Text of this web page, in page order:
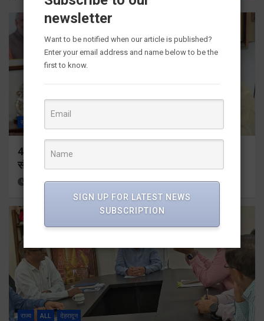
राज्य
459 करोड़ से एचएनबी गढ़वाल विश्वविद्यालय में अनुसंधान
संरचना होगी सुदृढ
14 hours ago Viri Gairola
राज्य ALL देहरादून
newsletter
Want to be notified when our article is published?
Enter your email address and name below to be the
first to know.
SIGN UP FOR LATEST NEWS
SUBSCRIPTION